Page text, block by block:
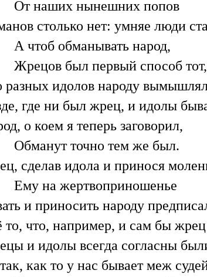
От наших нынешних попов
столько нет: умняе люди
А чтоб обманывать народ,
Жрецов был первый способ тот,
разных идолов народу
где ни был жрец, и идолы
о коем я теперь заговорил,
Обманут точно тем же был.
сделав идола и принося
Ему на жертвоприношенье
и приносить народу
то, что, например, и сам бы
и идолы всегда согласны
как то у нас бывает меж